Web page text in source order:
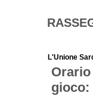
L'Unione
gioco: